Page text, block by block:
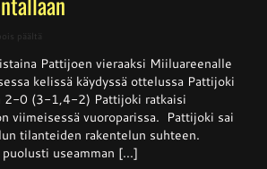
päältä
–
Pattijoki
otti
Ankkureista
voiton
kotikentällään
Pattijoen vieraaksi Miiluareenalle
kelissä käydyssä ottelussa Pattijoki
2-0 (3-1,4-2) Pattijoki ratkaisi
viimeisessä vuoroparissa. Pattijoki sai
tilanteiden rakentelun suhteen.
useamman [...]